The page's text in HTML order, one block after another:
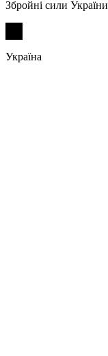
Збройні сили України
Україна